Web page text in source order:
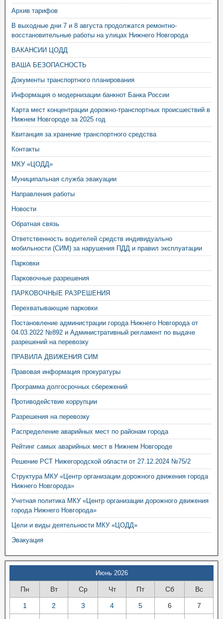
Архив тарифов
В выходные дни 7 и 8 августа продолжатся ремонтно-
восстановительные работы на улицах Нижнего Новгорода
ВАКАНСИИ ЦОДД
ВАША БЕЗОПАСНОСТЬ
Документы транспортного планирования
Информация о модернизации банкнот Банка России
Карта мест концентрации дорожно-транспортных происшествий в
Нижнем Новгороде за 2025 год
Квитанция за хранение транспортного средства
Контакты
МКУ «ЦОДД»
Муниципальная служба эвакуации
Направления работы
Новости
Обратная связь
Ответственность водителей средств индивидуально
мобильности (СИМ) за нарушения ПДД и правил эксплуатации
Парковки
Парковочные разрешения
ПАРКОВОЧНЫЕ РАЗРЕШЕНИЯ
Перехватывающие парковки
Постановление администрации города Нижнего Новгорода от
04.03.2022 №892 и Административный регламент по выдаче
разрешений на перевозку
ПРАВИЛА ДВИЖЕНИЯ СИМ
Правовая информация прокуратуры
Программа долгосрочных сбережений
Противодействие коррупции
Разрешения на перевозку
Распределение аварийных мест по районам города
Рейтинг самых аварийных мест в Нижнем Новгороде
Решение РСТ Нижегородской области от 27.12.2024 №75/2
Структура МКУ «Центр организации дорожного движения города
Нижнего Новгорода»
Учетная политика МКУ «Центр организации дорожного движения
города Нижнего Новгорода»
Цели и виды деятельности МКУ «ЦОДД»
Эвакуация
Июнь 2026
Пн Вт Ср Чт Пт Сб Вс
1 2 3 4 5 6 7